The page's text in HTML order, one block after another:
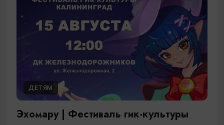
ДЕТЯМ
Эхомару | Фестиваль гик-культуры